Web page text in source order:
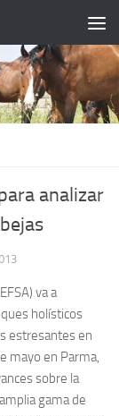
analizar
va a
holísticos
estresantes en
mayo en Parma,
sobre la
gama de